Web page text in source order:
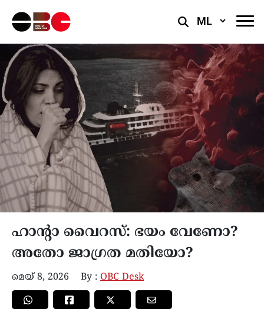
Select
ഹാന്റാ വൈറസ്: ഭയം വേണോ?
അതോ ജാഗ്രത മതിയോ?
മെയ്‌ 8, 2026 By : OBC Desk